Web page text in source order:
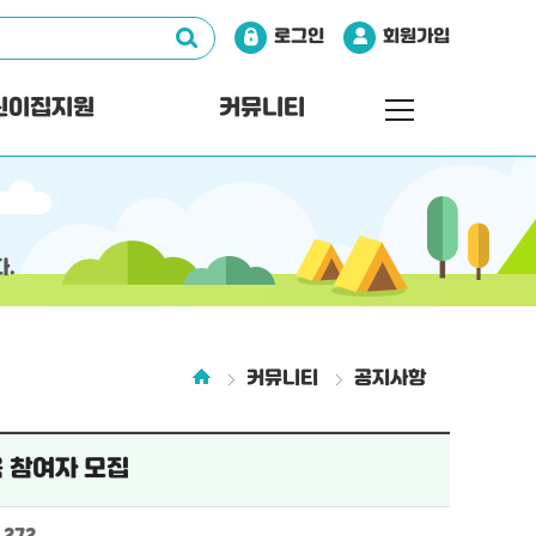
로그인 회원가입
이집지원 커뮤니티
.
커뮤니티 공지사항
참여자 모집